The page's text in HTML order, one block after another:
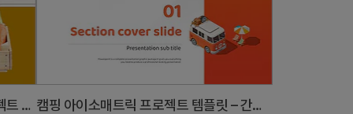
농사 수확 사업 템플릿 – 친환경 프로젝트 소개 캠핑 아이소매트릭 프로젝트 템플릿 – 간지 디자인의 섹션 슬라이드